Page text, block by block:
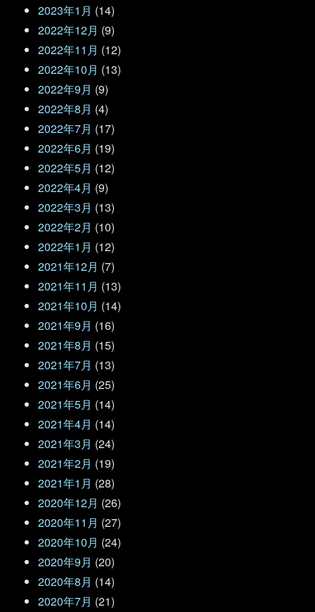
2023年1月 (14)
2022年12月 (9)
2022年11月 (12)
2022年10月 (13)
2022年9月 (9)
2022年8月 (4)
2022年7月 (17)
2022年6月 (19)
2022年5月 (12)
2022年4月 (9)
2022年3月 (13)
2022年2月 (10)
2022年1月 (12)
2021年12月 (7)
2021年11月 (13)
2021年10月 (14)
2021年9月 (16)
2021年8月 (15)
2021年7月 (13)
2021年6月 (25)
2021年5月 (14)
2021年4月 (14)
2021年3月 (24)
2021年2月 (19)
2021年1月 (28)
2020年12月 (26)
2020年11月 (27)
2020年10月 (24)
2020年9月 (20)
2020年8月 (14)
2020年7月 (21)